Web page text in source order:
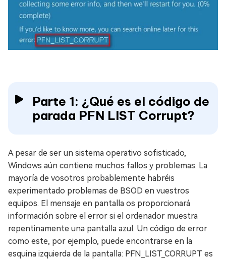
Parte 1: ¿Qué es el código de
parada PFN LIST Corrupt?
A pesar de ser un sistema operativo sofisticado,
Windows aún contiene muchos fallos y problemas. La
mayoría de vosotros probablemente habréis
experimentado problemas de BSOD en vuestros
equipos. El mensaje en pantalla os proporcionará
información sobre el error si el ordenador muestra
repentinamente una pantalla azul. Un código de error
como este, por ejemplo, puede encontrarse en la
esquina izquierda de la pantalla: PFN_LIST_CORRUPT es